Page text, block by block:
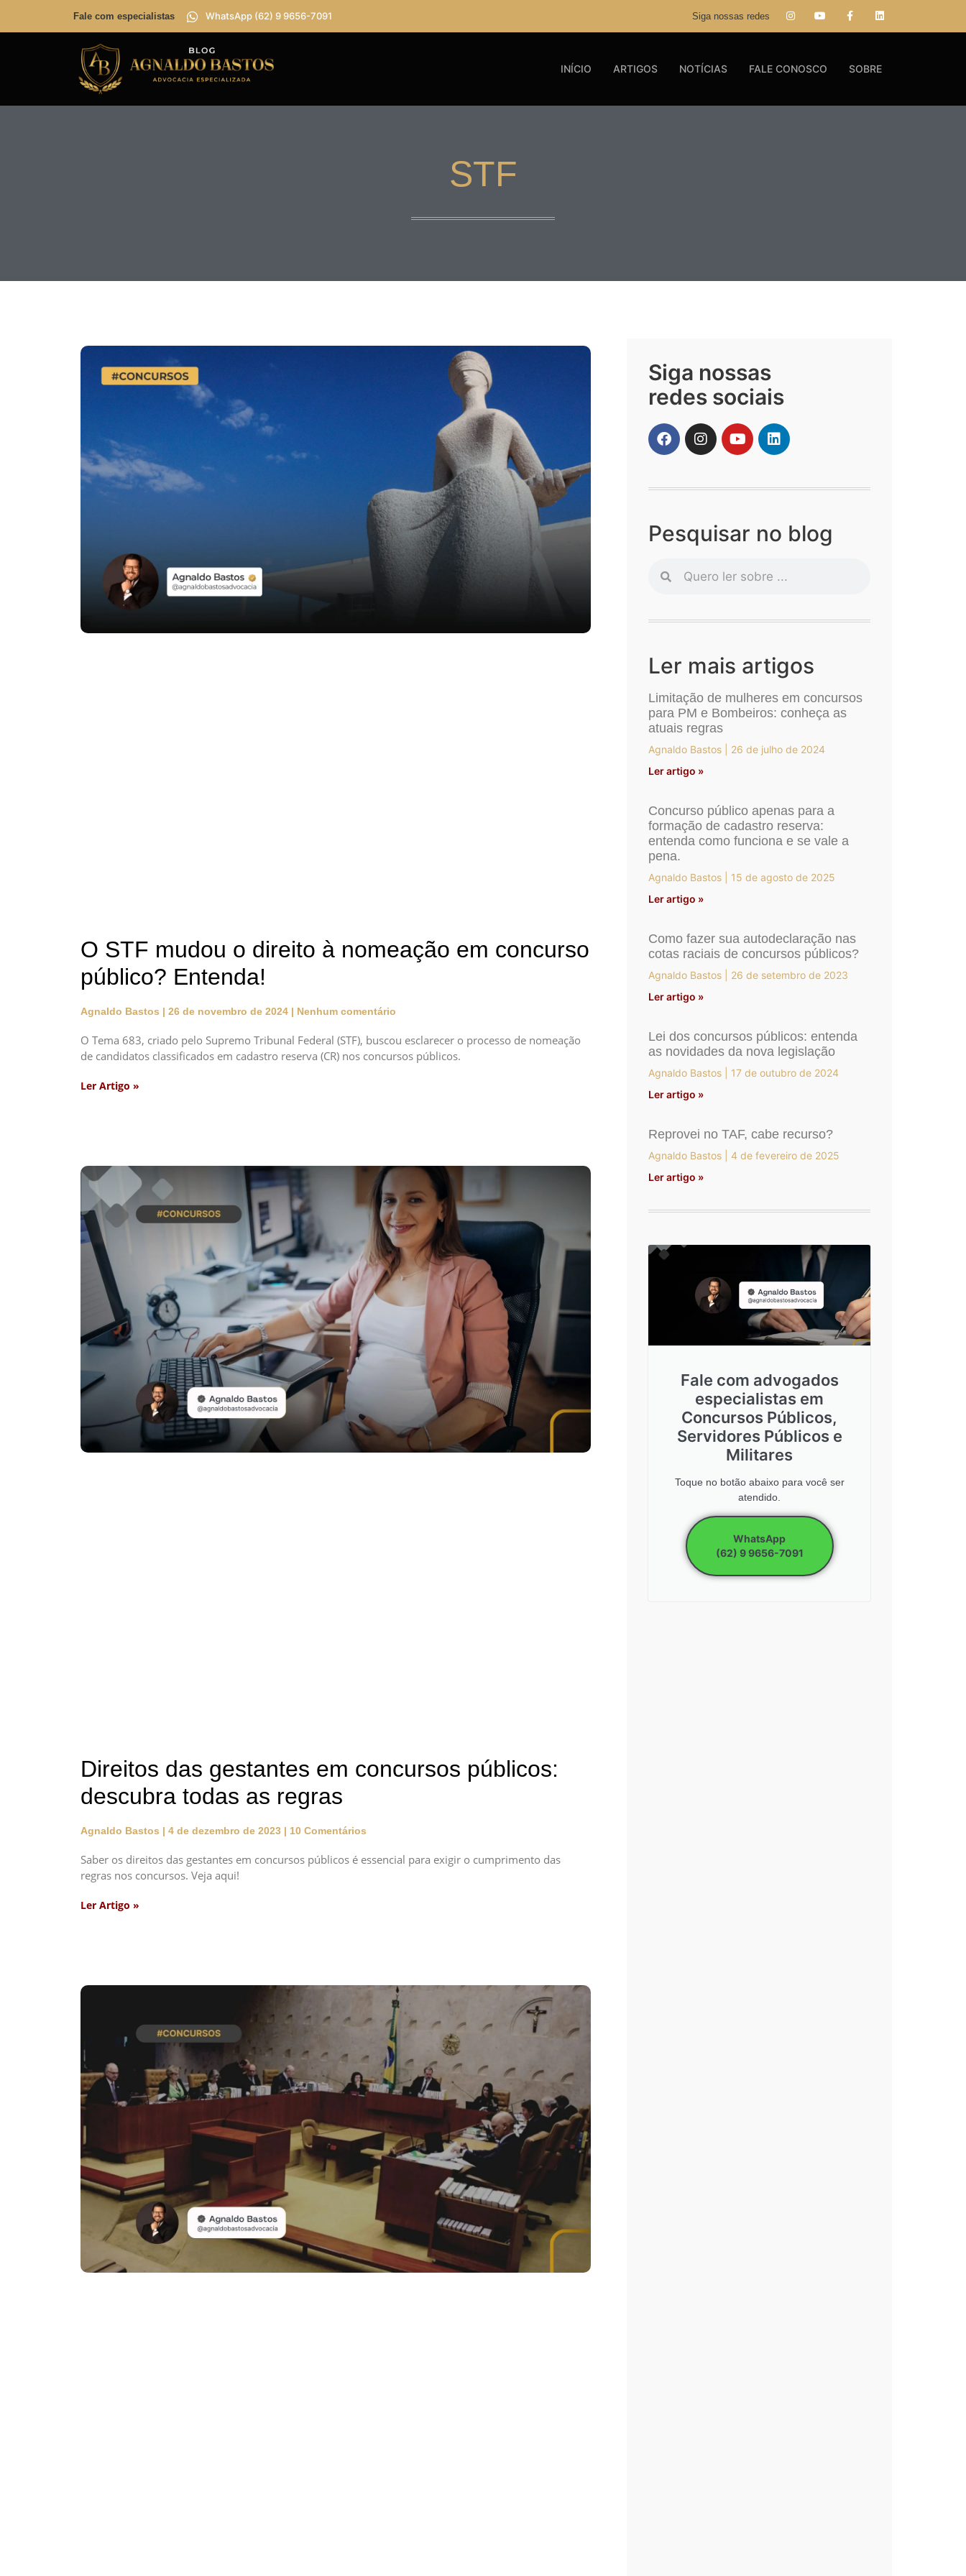
Fale com especialistas WhatsApp (62) 9 9656-7091 Siga nossas redes
INÍCIO ARTIGOS NOTÍCIAS FALE CONOSCO SOBRE
STF
O STF mudou o direito à nomeação em concurso
público? Entenda!
Agnaldo Bastos 26 de novembro de 2024 Nenhum comentário
O Tema 683, criado pelo Supremo Tribunal Federal (STF), buscou esclarecer o processo de nomeação
de candidatos classificados em cadastro reserva (CR) nos concursos públicos.
Ler Artigo »
Direitos das gestantes em concursos públicos:
descubra todas as regras
Agnaldo Bastos 4 de dezembro de 2023 10 Comentários
Saber os direitos das gestantes em concursos públicos é essencial para exigir o cumprimento das
regras nos concursos. Veja aqui!
Ler Artigo »
Siga nossas
redes sociais
Pesquisar no blog
Ler mais artigos
Limitação de mulheres em concursos
para PM e Bombeiros: conheça as
atuais regras
Agnaldo Bastos
26 de julho de 2024
Ler artigo »
Concurso público apenas para a
formação de cadastro reserva:
entenda como funciona e se vale a
pena.
Agnaldo Bastos
15 de agosto de 2025
Ler artigo »
Como fazer sua autodeclaração nas
cotas raciais de concursos públicos?
Agnaldo Bastos
26 de setembro de 2023
Ler artigo »
Lei dos concursos públicos: entenda
as novidades da nova legislação
Agnaldo Bastos
17 de outubro de 2024
Ler artigo »
Reprovei no TAF, cabe recurso?
Agnaldo Bastos
4 de fevereiro de 2025
Ler artigo »
Fale com advogados
especialistas em
Concursos Públicos,
Servidores Públicos e
Militares
Toque no botão abaixo para você ser
atendido.
WhatsApp
(62) 9 9656-7091